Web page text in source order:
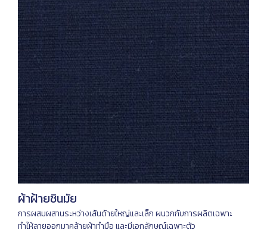
ผ้าฝ้ายชินมัย
การผสมผสานระหว่างเส้นด้ายใหญ่และเล็ก ผนวกกับการผลิตเฉพาะ
ทำให้ลายออกมาคล้ายผ้าทำมือ และมีเอกลักษณ์เฉพาะตัว